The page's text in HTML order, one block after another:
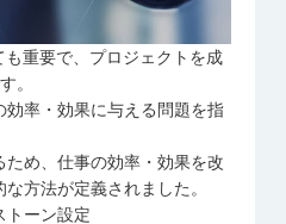
重要で、プロジェクトを成
。
率・効果に与える問題を指
め、仕事の効率・効果を改
方法が定義されました。
トーン設定